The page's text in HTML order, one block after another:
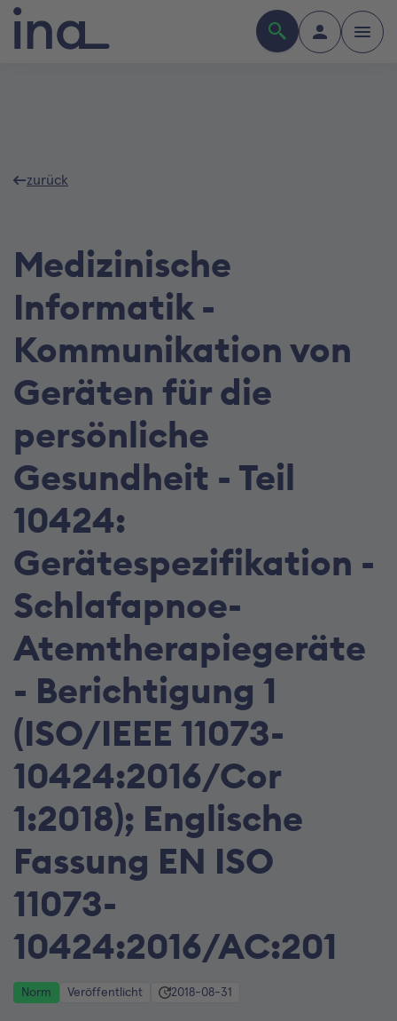
zurück
Medizinische
Informatik -
Kommunikation von
Geräten für die
persönliche
Gesundheit - Teil
10424:
Gerätespezifikation -
Schlafapnoe-
Atemtherapiegeräte
- Berichtigung 1
(ISO/IEEE 11073-
10424:2016/Cor
1:2018); Englische
Fassung EN ISO
11073-
10424:2016/AC:201
Norm Veröffentlicht 2018-08-31